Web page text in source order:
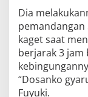
Dia
kaget saat
berjarak 3 jam
“Dosanko
Fuyuki.